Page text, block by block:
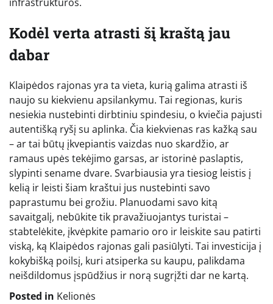
infrastruktūros.
Kodėl verta atrasti šį kraštą jau
dabar
Klaipėdos rajonas yra ta vieta, kurią galima atrasti iš
naujo su kiekvienu apsilankymu. Tai regionas, kuris
nesiekia nustebinti dirbtiniu spindesiu, o kviečia pajusti
autentišką ryšį su aplinka. Čia kiekvienas ras kažką sau
– ar tai būtų įkvepiantis vaizdas nuo skardžio, ar
ramaus upės tekėjimo garsas, ar istorinė paslaptis,
slypinti sename dvare. Svarbiausia yra tiesiog leistis į
kelią ir leisti šiam kraštui jus nustebinti savo
paprastumu bei grožiu. Planuodami savo kitą
savaitgalį, nebūkite tik pravažiuojantys turistai –
stabtelėkite, įkvėpkite pamario oro ir leiskite sau patirti
viską, ką Klaipėdos rajonas gali pasiūlyti. Tai investicija į
kokybišką poilsį, kuri atsiperka su kaupu, palikdama
neišdildomus įspūdžius ir norą sugrįžti dar ne kartą.
Posted in Kelionės